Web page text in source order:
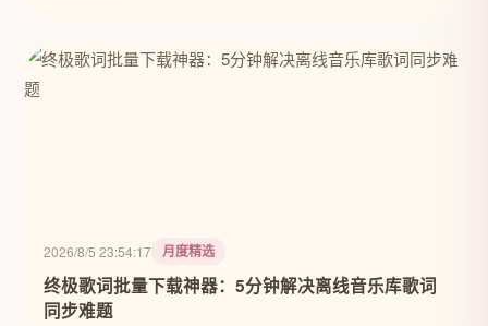
2026/8/5 23:54:17 月度精选
终极歌词批量下载神器：5分钟解决离线音乐库歌词
同步难题